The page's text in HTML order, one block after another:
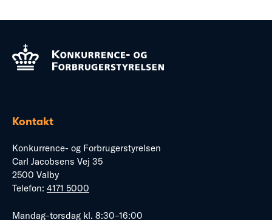
Kontakt
Konkurrence- og Forbrugerstyrelsen
Carl Jacobsens Vej 35
2500 Valby
Telefon: 4171 5000
Mandag–torsdag kl. 8:30–16:00